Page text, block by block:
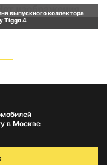
выпускного коллектора
Tiggo 4
в Москве